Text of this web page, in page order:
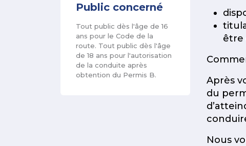
Public concerné
Tout public dès l'âge de 16
ans pour le Code de la
route. Tout public dès l'âge
de 18 ans pour l'autorisation
de la conduite après
obtention du Permis B.
être
Après
du
Nous